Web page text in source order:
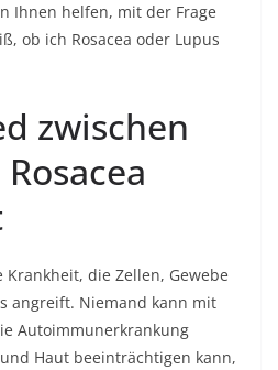
Ihnen helfen, mit der Frage
ob ich Rosacea oder Lupus
zwischen
die Zellen, Gewebe
angreift. Niemand kann mit
Autoimmunerkrankung
Haut beeinträchtigen kann,